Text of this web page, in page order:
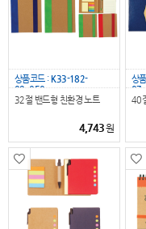
상품코드 :K33-182-
09_050
32절 밴드형 친환경 노트
4,743원
상
40